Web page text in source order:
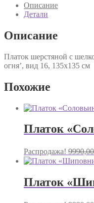
Описание
Детали
Описание
Платок шерстяной с
огня’, вид 16, 135х135 см
Похожие
Платок
Распродажа!
Платок